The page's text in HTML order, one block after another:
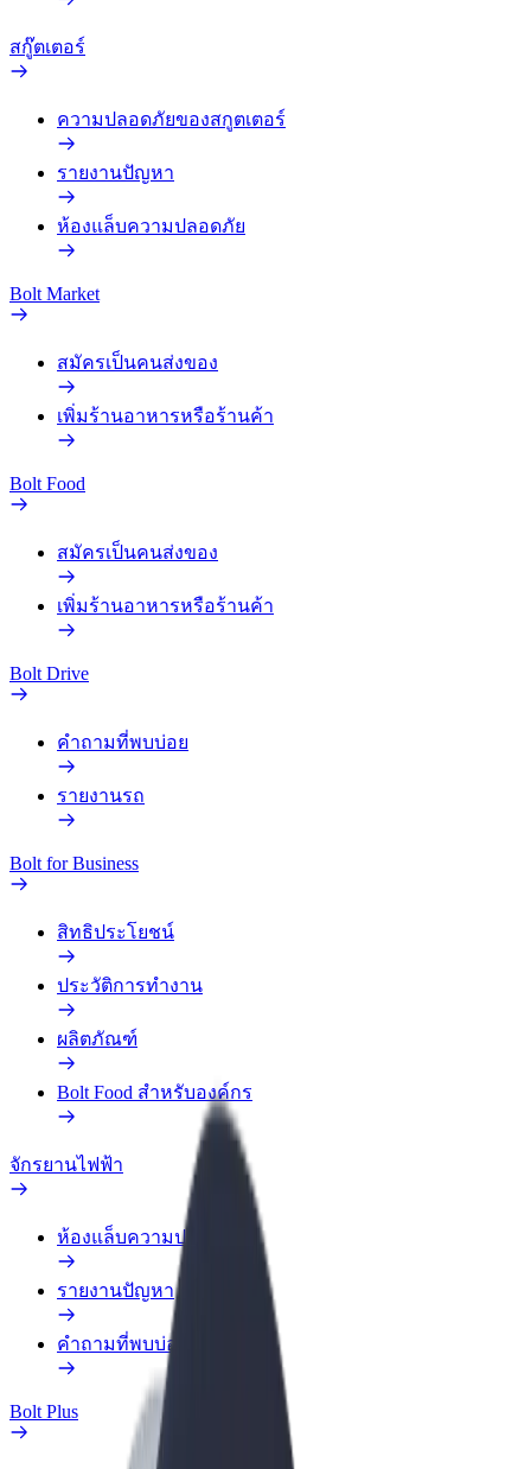
สกู๊ตเตอร์
ความปลอดภัยของสกูตเตอร์
รายงานปัญหา
ห้องแล็บความปลอดภัย
Bolt Market
สมัครเป็นคนส่งของ
เพิ่มร้านอาหารหรือร้านค้า
Bolt Food
สมัครเป็นคนส่งของ
เพิ่มร้านอาหารหรือร้านค้า
Bolt Drive
คำถามที่พบบ่อย
รายงานรถ
Bolt for Business
สิทธิประโยชน์
ประวัติการทำงาน
ผลิตภัณฑ์
Bolt Food สำหรับองค์กร
จักรยานไฟฟ้า
ห้องแล็บความปลอดภัย
รายงานปัญหา
คำถามที่พบบ่อย
Bolt Plus